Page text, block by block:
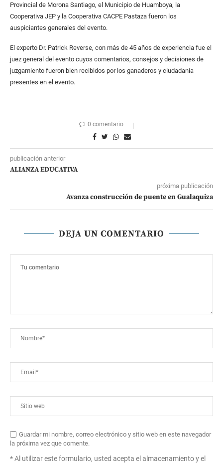
Provincial de Morona Santiago, el Municipio de Huamboya, la
Cooperativa JEP y la Cooperativa CACPE Pastaza fueron los
auspiciantes generales del evento.
El experto Dr. Patrick Reverse, con más de 45 años de experiencia fue el
juez general del evento cuyos comentarios, consejos y decisiones de
juzgamiento fueron bien recibidos por los ganaderos y ciudadanía
presentes en el evento.
0 comentario
publicación anterior
ALIANZA EDUCATIVA
próxima publicación
Avanza construcción de puente en Gualaquiza
DEJA UN COMENTARIO
Guardar mi nombre, correo electrónico y sitio web en este navegador
la próxima vez que comente.
* Al utilizar este formulario, usted acepta el almacenamiento y el